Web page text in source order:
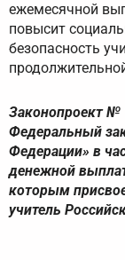
ежемесячной
повысит
безопасность
Законопроект №
Федеральный
Федерации» в
денежной
которым
учитель